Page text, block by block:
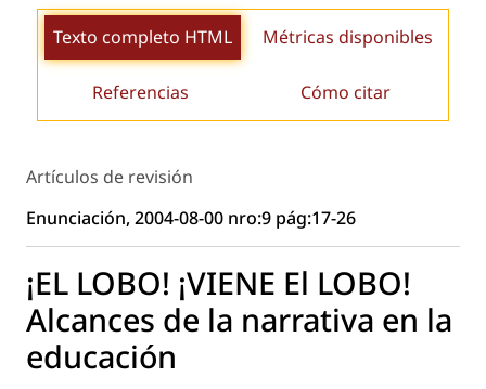
Texto completo HTML Métricas disponibles
Referencias Cómo citar
Artículos de revisión
Enunciación, 2004-08-00 nro:9 pág:17-26
¡EL LOBO! ¡VIENE El LOBO!
Alcances de la narrativa en la
educación